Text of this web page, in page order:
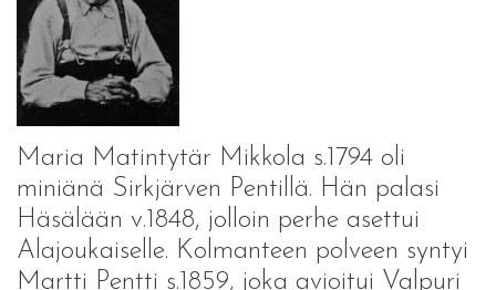
Maria Matintytär Mikkola s.1794 oli
miniänä Sirkjärven Pentillä. Hän palasi
Häsälään v.1848, jolloin perhe asettui
Alajoukaiselle. Kolmanteen polveen syntyi
Martti Pentti s.1859, joka avioitui Valpuri